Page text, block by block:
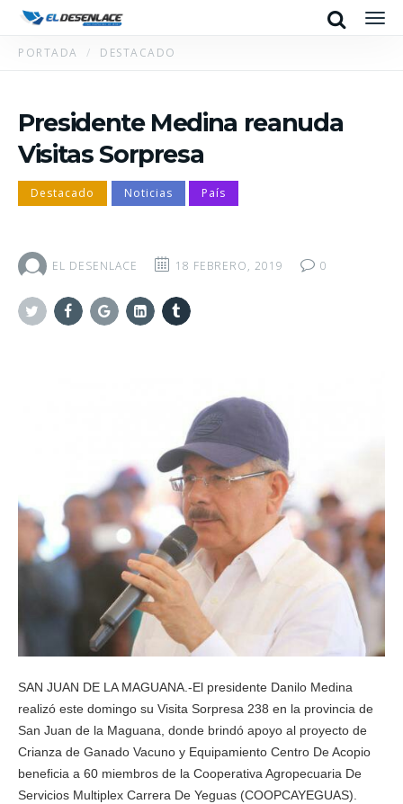
Search
PORTADA DESTACADO
Presidente Medina reanuda
Visitas Sorpresa
Destacado Noticias País
EL DESENLACE 18 FEBRERO, 2019 0
SAN JUAN DE LA MAGUANA.-El presidente Danilo Medina
realizó este domingo su Visita Sorpresa 238 en la provincia de
San Juan de la Maguana, donde brindó apoyo al proyecto de
Crianza de Ganado Vacuno y Equipamiento Centro De Acopio
beneficia a 60 miembros de la Cooperativa Agropecuaria De
Servicios Multiplex Carrera De Yeguas (COOPCAYEGUAS).